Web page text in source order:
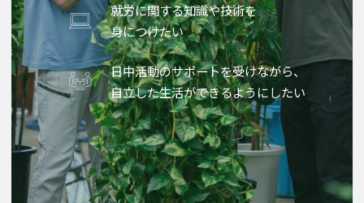
就労に関する知識や技術を
身につけたい
日中活動のサポートを受けながら、
自立した生活ができるようにしたい